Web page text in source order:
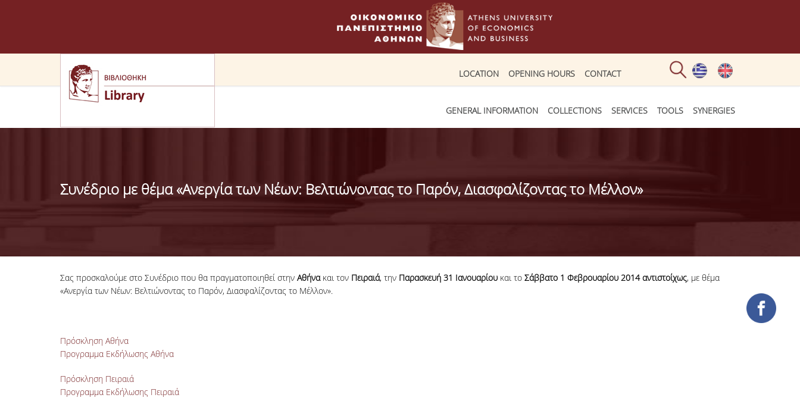
LOCATION OPENING HOURS CONTACT
GENERAL INFORMATION COLLECTIONS SERVICES TOOLS SYNERGIES
Συνέδριο με θέμα «Ανεργία των Νέων: Βελτιώνοντας το Παρόν, Διασφαλίζοντας το Μέλλον»
Σας προσκαλούμε στο Συνέδριο που θα πραγματοποιηθεί στην Αθήνα και τον Πειραιά, την Παρασκευή 31 Ιανουαρίουκαι το Σάββατο 1 Φεβρουαρίου 2014 αντιστοίχως, με θέμα
«Ανεργία των Νέων: Βελτιώνοντας το Παρόν, Διασφαλίζοντας το Μέλλον».
Πρόσκληση Αθήνα
Προγραμμα Εκδήλωσης Αθήνα
Πρόσκληση Πειραιά
Προγραμμα Εκδήλωσης Πειραιά